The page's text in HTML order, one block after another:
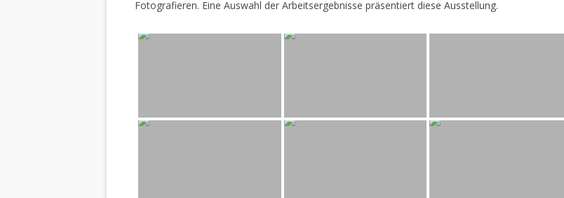
Fotografieren. Eine Auswahl der Arbeitsergebnisse präsentiert diese Ausstellung.